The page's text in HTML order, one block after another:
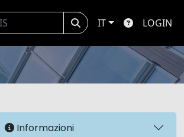
IT LOGIN
Informazioni